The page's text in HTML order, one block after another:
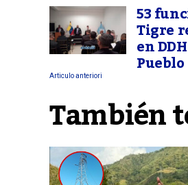
53
Tigre
en
Pueblo
Articulo anteriori
También